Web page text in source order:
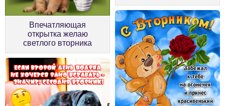
Впечатляющая
открытка желаю
светлого вторника